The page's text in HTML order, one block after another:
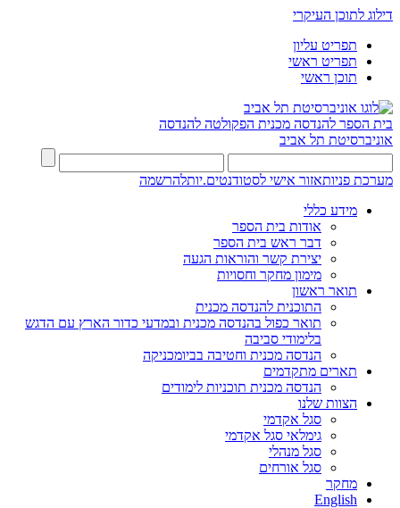
דילוג לתוכן העיקרי
תפריט עליון
תפריט ראשי
תוכן ראשי
בית הספר להנדסה מכנית הפקולטה להנדסה
אוניברסיטת תל אביב
מערכת פניותאזור אישי לסטודנטים.יותלהרשמה
מידע כללי
אודות בית הספר
דבר ראש בית הספר
יצירת קשר והוראות הגעה
מימון מחקר וחסויות
תואר ראשון
התוכנית להנדסה מכנית
תואר כפול בהנדסה מכנית ובמדעי כדור הארץ עם הדגש
בלימודי סביבה
הנדסה מכנית וחטיבה בביומכניקה
תארים מתקדמים
הנדסה מכנית תוכניות לימודים
הצוות שלנו
סגל אקדמי
גימלאי סגל אקדמי
סגל מנהלי
סגל אורחים
מחקר
English